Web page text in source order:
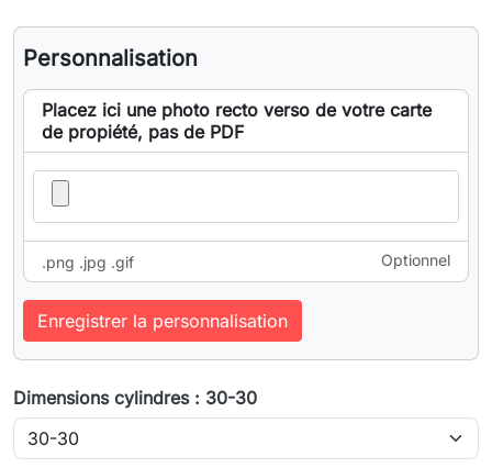
Personnalisation
Placez ici une photo recto verso de votre carte
de propiété, pas de PDF
.png .jpg .gif Optionnel
Enregistrer la personnalisation
Dimensions cylindres : 30-30